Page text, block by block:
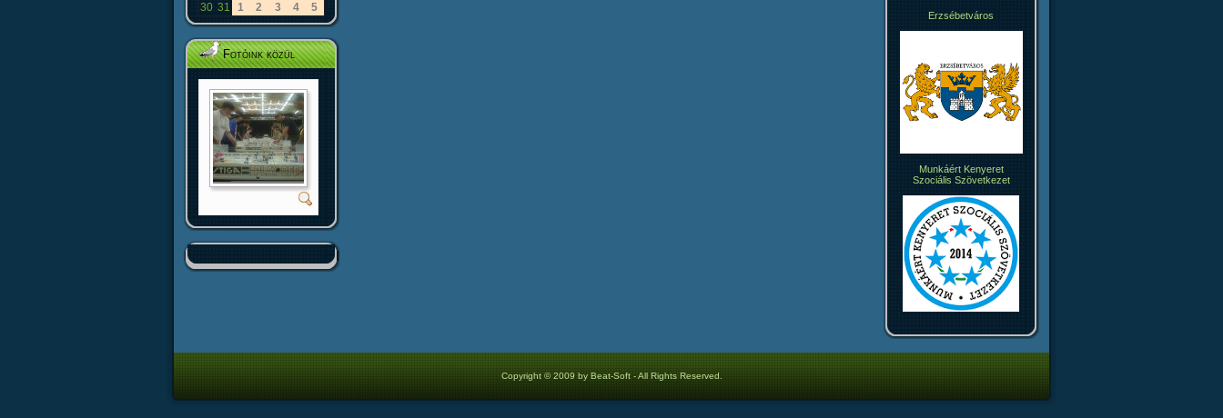
30 31 1 2 3 4 5
Fotóink közül
Erzsébetváros
Munkáért Kenyeret
Szociális Szövetkezet
Copyright © 2009 by Beat-Soft - All Rights Reserved.